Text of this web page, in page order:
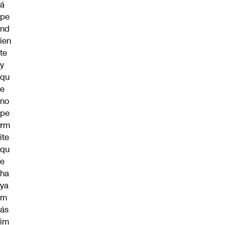
á
pe
nd
ien
te
y
qu
e
no
pe
rm
ite
qu
e
ha
ya
m
ás
im